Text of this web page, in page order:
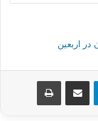
در اربعین
تلگرام اشتراک گذاری از طریق ایمیل چاپ